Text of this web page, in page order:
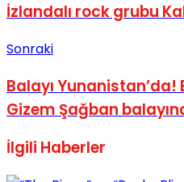
İzlandalı rock grubu
Sonraki
Balayı Yunanistan’da!
Gizem Şağban
İlgili Haberler